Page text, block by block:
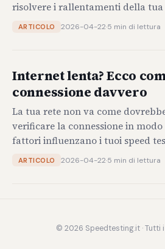
risolvere i rallentamenti della tua
ARTICOLO 2026-04-22·5 min di lettura
Internet lenta? Ecco
connessione davvero
La tua rete non va come
verificare la connessione in
fattori influenzano i tuoi speed
ARTICOLO 2026-04-22·5 min di lettura
© 2026 Speedtesting.it ·